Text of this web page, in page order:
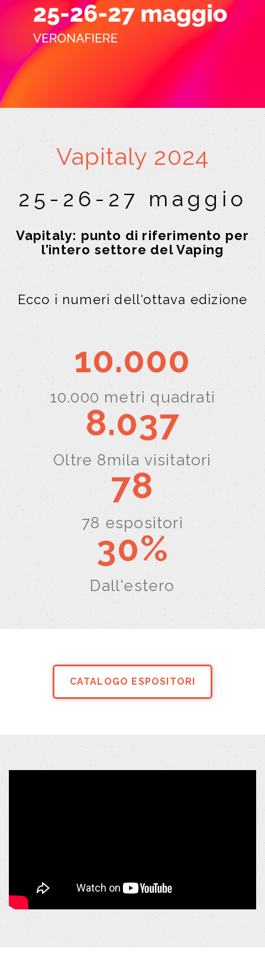
Vapitaly 2024
25-26-27 maggio
Vapitaly: punto di riferimento per
l’intero settore del Vaping
Ecco i numeri dell'ottava edizione
10.000
10.000 metri quadrati
8.037
Oltre 8mila visitatori
78
78 espositori
30%
Dall'estero
CATALOGO ESPOSITORI